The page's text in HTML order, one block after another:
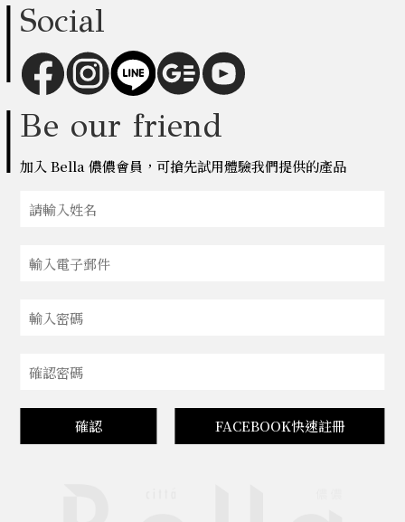
Social
Be our friend
加入 Bella 儂儂會員，可搶先試用體驗我們提供的產品
確認 FACEBOOK快速註冊